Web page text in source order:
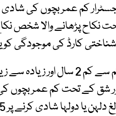
کم عمر بچوں کی شادی
نکاح پڑھانے والا شخص
کارڈ کی موجودگی کو
شق کے تحت کم عمر بچوں